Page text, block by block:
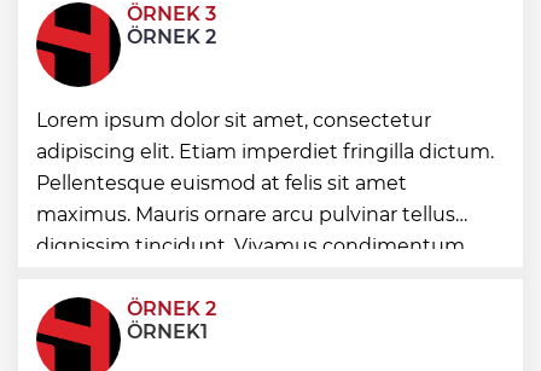
Balıkesir’de kıyılar anlık takip ediliyor
“Bu Kampta Hayat Var” projesi özel
bireylere yaz tatili sunuyor
Trabzonspor'a büyük destek
ÖRNEK 3
ÖRNEK 2
Lorem ipsum dolor sit amet, consectetur
adipiscing elit. Etiam imperdiet fringilla dictum.
Pellentesque euismod at felis sit amet
maximus. Mauris ornare arcu pulvinar tellus
dignissim tincidunt. Vivamus condimentum
condimentum eros et, faucibus sapien. Praese
ÖRNEK 2
ÖRNEK1